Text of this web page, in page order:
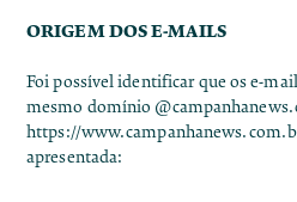
ORIGEM DOS E-MAILS
Foi possível identificar que os e-
mesmo domínio @
https://
apresentada: